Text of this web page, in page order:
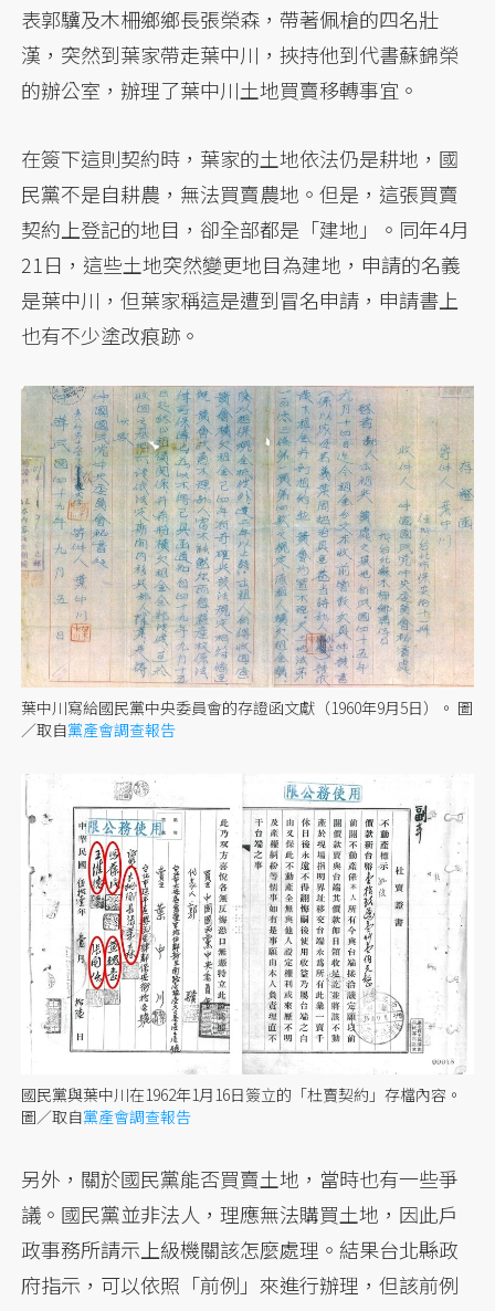
表郭驥及木柵鄉鄉長張榮森，帶著佩槍的四名壯
漢，突然到葉家帶走葉中川，挾持他到代書蘇錦榮
的辦公室，辦理了葉中川土地買賣移轉事宜。
在簽下這則契約時，葉家的土地依法仍是耕地，國
民黨不是自耕農，無法買賣農地。但是，這張買賣
契約上登記的地目，卻全部都是「建地」。同年4月
21日，這些土地突然變更地目為建地，申請的名義
是葉中川，但葉家稱這是遭到冒名申請，申請書上
也有不少塗改痕跡。
葉中川寫給國民黨中央委員會的存證函文獻（1960年9月5日）。 圖
／取自黨產會調查報告
國民黨與葉中川在1962年1月16日簽立的「杜賣契約」存檔內容。
圖／取自黨產會調查報告
另外，關於國民黨能否買賣土地，當時也有一些爭
議。國民黨並非法人，理應無法購買土地，因此戶
政事務所請示上級機關該怎麼處理。結果台北縣政
府指示，可以依照「前例」來進行辦理，但該前例